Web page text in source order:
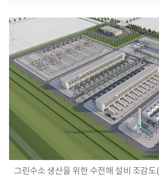
그린수소 생산을 위한 수전해 설비 조감